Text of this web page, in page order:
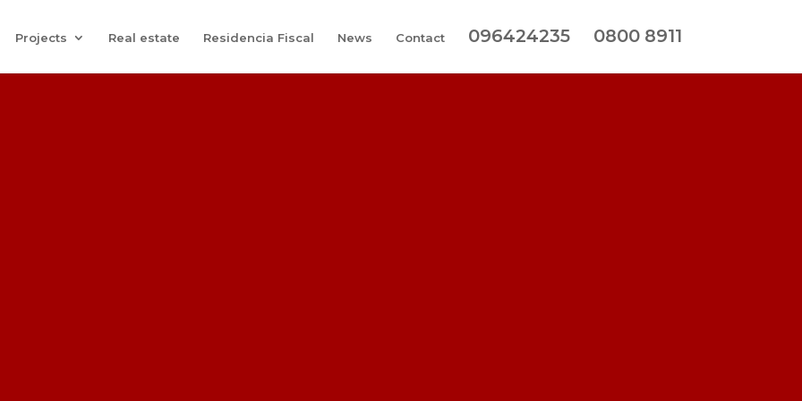
Projects Real estate Residencia Fiscal News Contact 096424235 0800 8911